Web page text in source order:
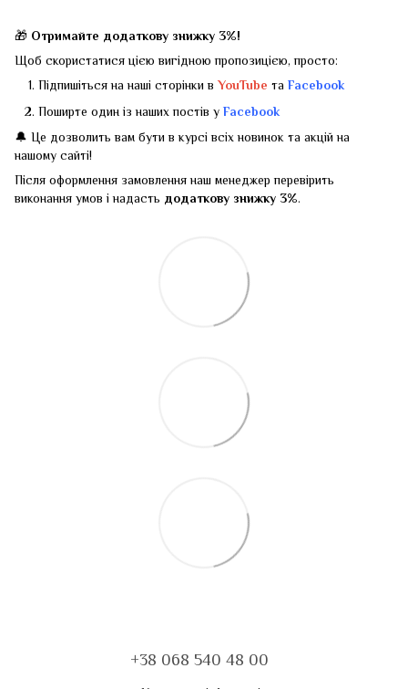
🎁 Отримайте додаткову знижку 3%!
Щоб скористатися цією вигідною пропозицією, просто:
Підпишіться на наші сторінки вYouTube та Facebook
Поширте один із наших постів у Facebook
🔔 Це дозволить вам бути в курсі всіх новинок та акцій на
нашому сайті!
Після оформлення замовлення наш менеджер перевірить
виконання умов і надасть додаткову знижку 3%.
+38 068 540 48 00